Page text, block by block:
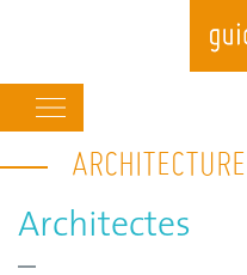
navigation
Architectes